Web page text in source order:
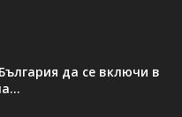
да се включи в